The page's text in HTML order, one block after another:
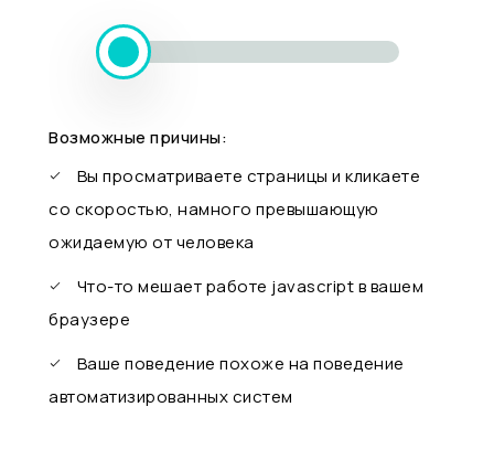
Возможные причины:
Вы просматриваете страницы и кликаете
со скоростью, намного превышающую
ожидаемую от человека
Что-то мешает работе javascript в вашем
браузере
Ваше поведение похоже на поведение
автоматизированных систем